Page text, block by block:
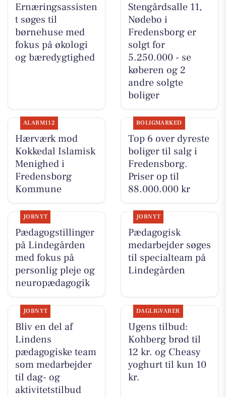
Ernæringsassisten
t søges til
børnehuse med
fokus på økologi
og bæredygtighed
Stengårdsalle 11,
Nødebo i
Fredensborg er
solgt for
5.250.000 - se
køberen og 2
andre solgte
boliger
ALARM112
Hærværk mod
Kokkedal Islamisk
Menighed i
Fredensborg
Kommune
BOLIGMARKED
Top 6 over dyreste
boliger til salg i
Fredensborg.
Priser op til
88.000.000 kr
JOBNYT
Pædagogstillinger
på Lindegården
med fokus på
personlig pleje og
neuropædagogik
JOBNYT
Pædagogisk
medarbejder søges
til specialteam på
Lindegården
JOBNYT
Bliv en del af
Lindens
pædagogiske team
som medarbejder
til dag- og
aktivitetstilbud
DAGLIGVARER
Ugens tilbud:
Kohberg brød til
12 kr. og Cheasy
yoghurt til kun 10
kr.